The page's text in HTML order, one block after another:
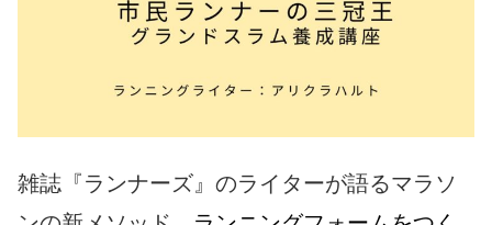
雑誌『ランナーズ』のライターが語るマラソ